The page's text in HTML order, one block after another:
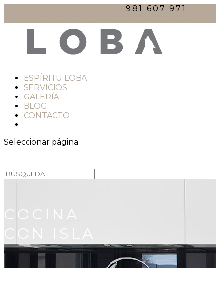
981 607 971
ESPÍRITU LOBA
SERVICIOS
GALERÍA
BLOG
CONTACTO
Seleccionar página
COCINA
CON ISLA